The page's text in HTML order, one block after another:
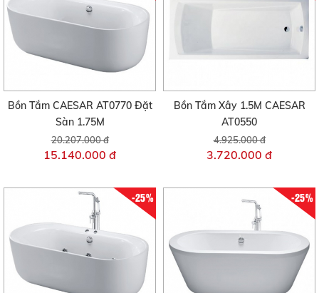
Bồn Tắm CAESAR AT0770 Đặt
Sàn 1.75M
20.207.000 đ
15.140.000 đ
Bồn Tắm Xây 1.5M CAESAR
AT0550
4.925.000 đ
3.720.000 đ
-25% -25%